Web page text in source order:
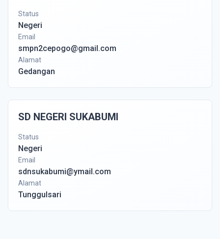
Status
Negeri
Email
smpn2cepogo@gmail.com
Alamat
Gedangan
SD NEGERI SUKABUMI
Status
Negeri
Email
sdnsukabumi@ymail.com
Alamat
Tunggulsari